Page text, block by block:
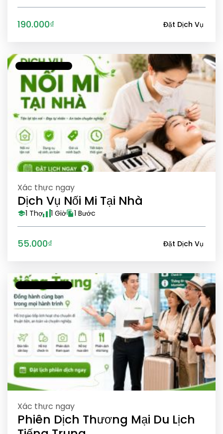
190.000₫ Đặt Dịch Vụ
Xác thực ngay
Dịch Vụ Nối Mi Tại Nhà
1 Thợ 1 Giờ 1 Bước
55.000₫ Đặt Dịch Vụ
Xác thực ngay
Phiên Dịch Thương Mại Du Lịch